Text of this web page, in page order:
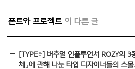
폰트와 프로젝트
[TYPE÷] 버추얼 인플루언서 ROZY의 3
체」에 관해 나눈 타입 디자이너들의 스